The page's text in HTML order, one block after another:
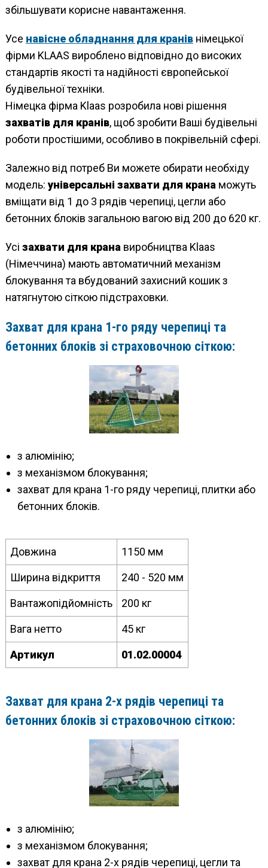
збільшувати корисне навантаження.
Усе навісне обладнання для кранівнімецької
фірми KLAAS вироблено відповідно до високих
стандартів якості та надійності європейської
будівельної техніки.
Німецка фірма Klaas розробила нові рішення
захватів для кранів, щоб зробити Ваші будівельні
роботи простішими, особливо в покрівельній сфері.
Залежно від потреб Ви можете обирати необхіду
модель: універсальні захвати для крана можуть
вміщати від 1 до 3 рядів черепиці, цегли або
бетонних блоків загальною вагою від 200 до 620 кг.
Усі захвати для крана виробництва Klaas
(Німеччина) мають автоматичний механізм
блокування та вбудований захисний кошик з
натягнутою сіткою підстраховки.
Захват для крана 1-го ряду черепиці та
бетонних блоків зі страховочною сіткою:
з алюмінію;
з механізмом блокування;
захват для крана 1-го ряду черепиці, плитки або
бетонних блоків.
Довжина 1150 мм
Ширина відкриття 240 - 520 мм
Вантажопідйомність 200 кг
Вага нетто 45 кг
Артикул 01.02.00004
Захват для крана 2-х рядів черепиці та
бетонних блоків зі страховочною сіткою:
з алюмінію;
з механізмом блокування;
захват для крана 2-х рядів черепиці, цегли та